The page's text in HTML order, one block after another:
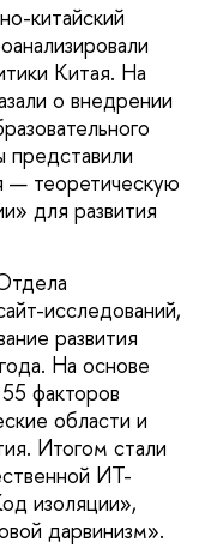
китайский
Китая. На
о внедрении
представили
— теоретическую
для развития
исследований,
развития
На основе
факторов
области и
Итогом стали
ИТ-
изоляции»,
дарвинизм».